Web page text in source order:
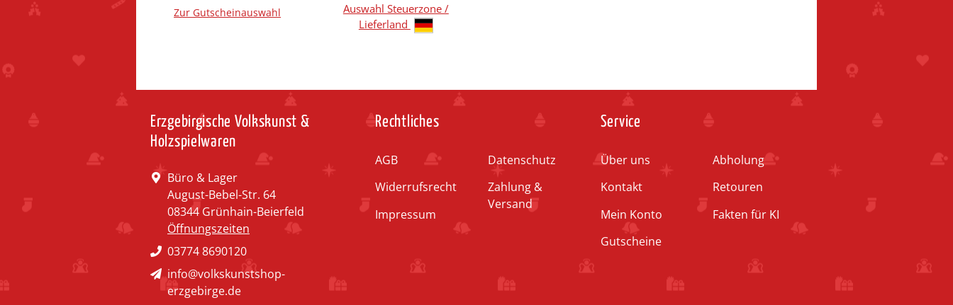
Auswahl Steuerzone /
Lieferland
Zur Gutscheinauswahl
Erzgebirgische Volkskunst &
Holzspielwaren
Büro & Lager
August-Bebel-Str. 64
08344 Grünhain-Beierfeld
Öffnungszeiten
03774 8690120
info@volkskunstshop-
erzgebirge.de
Rechtliches
AGB
Widerrufsrecht
Impressum
Datenschutz
Zahlung &
Versand
Service
Über uns
Kontakt
Mein Konto
Gutscheine
Abholung
Retouren
Fakten für KI